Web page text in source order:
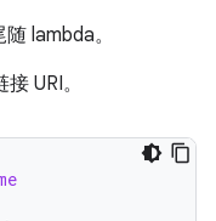
随 lambda。
URI。